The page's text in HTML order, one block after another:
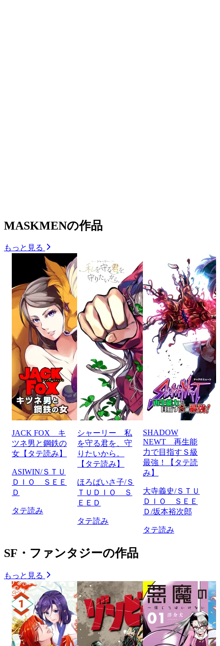
MASKMENの作品
もっと見る
JACK FOX キ
ツネ男と鋼鉄の
女【タテ読み】
ASIWIN/ＳＴＵ
ＤＩＯ ＳＥＥ
Ｄ
タテ読み
シャーリー 私
を守る君を、守
りたいから。
【タテ読み】
ほろばいさ子/Ｓ
ＴＵＤＩＯ Ｓ
ＥＥＤ
タテ読み
SHADOW
NEWT 再生能
力で目指すＳ級
最強！【タテ読
み】
大寺義史/ＳＴＵ
ＤＩＯ ＳＥＥ
Ｄ/坂本裕次郎
タテ読み
SF・ファンタジーの作品
もっと見る